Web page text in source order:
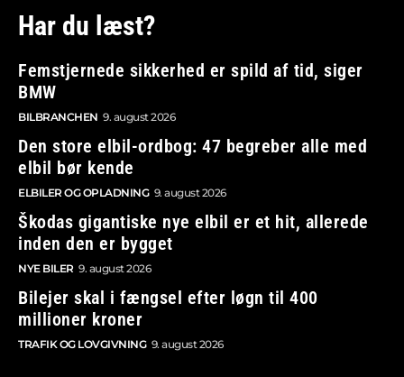
Har du læst?
Femstjernede sikkerhed er spild af tid, siger
BMW
BILBRANCHEN 9. august 2026
Den store elbil-ordbog: 47 begreber alle med
elbil bør kende
ELBILER OG OPLADNING 9. august 2026
Škodas gigantiske nye elbil er et hit, allerede
inden den er bygget
NYE BILER 9. august 2026
Bilejer skal i fængsel efter løgn til 400
millioner kroner
TRAFIK OG LOVGIVNING 9. august 2026